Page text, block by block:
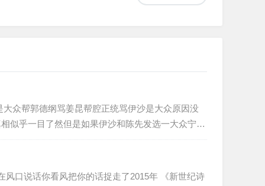
众帮郭德纲骂姜昆帮腔正统骂伊沙是大众原因没
似乎一目了然但是如果伊沙和陈先发选一大众宁肯
口说话你看风把你的话捉走了2015年 《新世纪诗